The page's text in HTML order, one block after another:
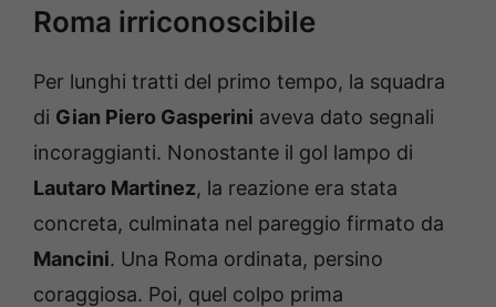
Roma irriconoscibile
Per lunghi tratti del primo tempo, la squadra
di Gian Piero Gasperini aveva dato segnali
incoraggianti. Nonostante il gol lampo di
Lautaro Martinez, la reazione era stata
concreta, culminata nel pareggio firmato da
Mancini. Una Roma ordinata, persino
coraggiosa. Poi, quel colpo prima